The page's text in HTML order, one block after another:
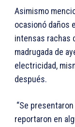
Asimismo
ocasionó daños
intensas rachas
madrugada de
electricidad,
después.
“Se
reportaron en